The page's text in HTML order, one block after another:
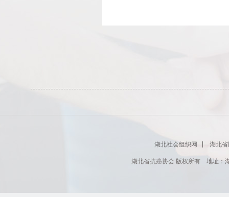
湖北社会组织网 湖北
湖北省抗癌协会 版权所有 地址：